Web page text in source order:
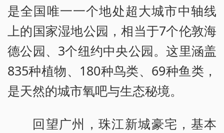
是全国唯一一个地处超大城市中轴线
上的国家湿地公园，相当于7个伦敦海
德公园、3个纽约中央公园。这里涵盖
835种植物、180种鸟类、69种鱼类，
是天然的城市氧吧与生态秘境。
回望广州，珠江新城豪宅，基本